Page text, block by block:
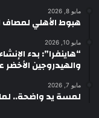
مايو 8, 2026
هبوط الأهلي لمصاف
مايو 10, 2026
“هاينفرا”: بدء
والهيدروجين الأخضر عام
مايو 7, 2026
لمسة يد واضحة..